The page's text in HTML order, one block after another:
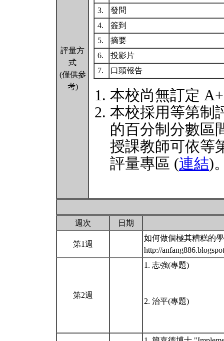
評量方
式
(僅供參
考)
3.
發問
4.
簽到
5.
摘要
6.
投影片
7.
口頭報告
本校尚無訂定
本校採用等第制
的百分制分數區
授課教師可依等
評量專區 (連結)
週次 日期
第1週
如何做個極其糟糕的
http://
第2週
1. 志強(專題)
2. 治平(專題)